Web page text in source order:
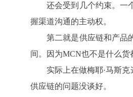
还会受到几个约束。一
握渠道沟通的主动权。
第二就是供应链和产品
间。因为MCN也不是什么
实际上在做梅耶·马斯
供应链的问题没谈好。